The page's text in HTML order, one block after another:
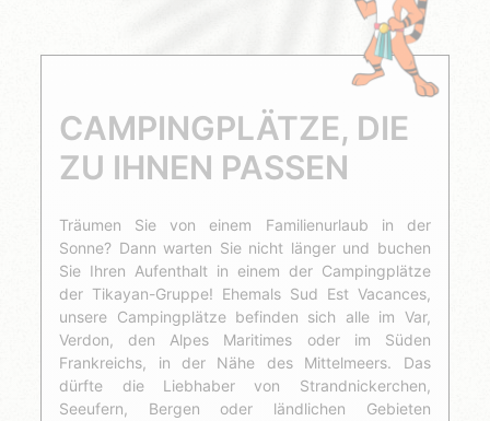
CAMPINGPLÄTZE, DIE
ZU IHNEN PASSEN
Träumen Sie von einem Familienurlaub in der
Sonne? Dann warten Sie nicht länger und buchen
Sie Ihren Aufenthalt in einem der Campingplätze
der Tikayan-Gruppe! Ehemals Sud Est Vacances,
unsere Campingplätze befinden sich alle im Var,
Verdon, den Alpes Maritimes oder im Süden
Frankreichs, in der Nähe des Mittelmeers. Das
dürfte die Liebhaber von Strandnickerchen,
Seeufern, Bergen oder ländlichen Gebieten